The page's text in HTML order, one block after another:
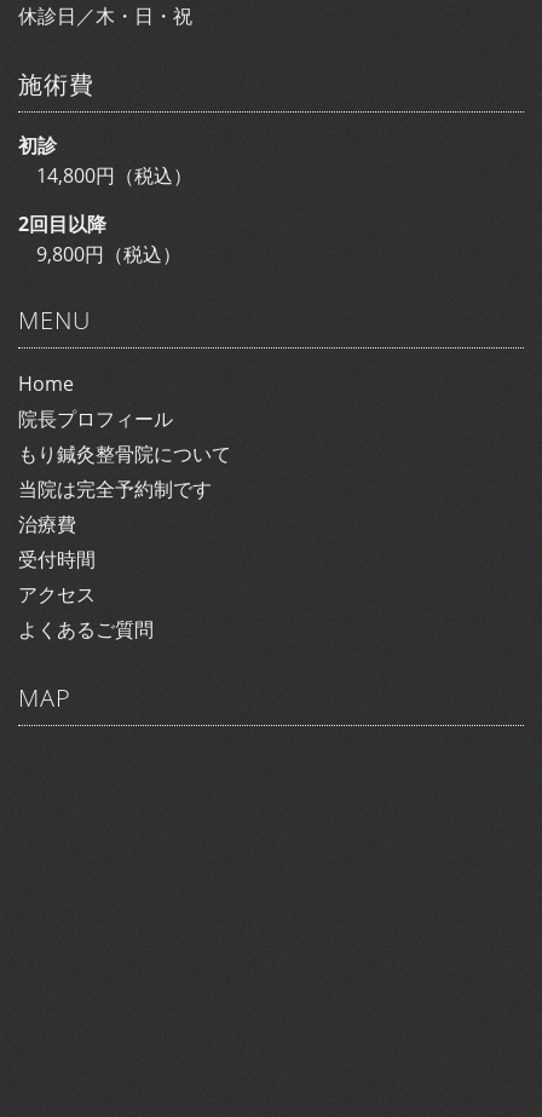
休診日／木・日・祝
施術費
初診
14,800円（税込）
2回目以降
9,800円（税込）
MENU
Home
院長プロフィール
もり鍼灸整骨院について
当院は完全予約制です
治療費
受付時間
アクセス
よくあるご質問
MAP